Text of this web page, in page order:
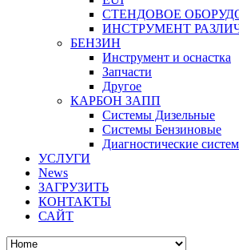
СТЕНДОВОЕ
ИНСТРУМЕНТ
БЕНЗИН
Инструмент и оснастка
Запчасти
Другое
КАРБОН ЗАПП
Системы Дизельные
Системы Бензиновые
Диагностические
УСЛУГИ
News
ЗАГРУЗИТЬ
КОНТАКТЫ
САЙТ